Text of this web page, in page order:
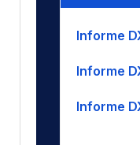
Informe
Informe
Informe